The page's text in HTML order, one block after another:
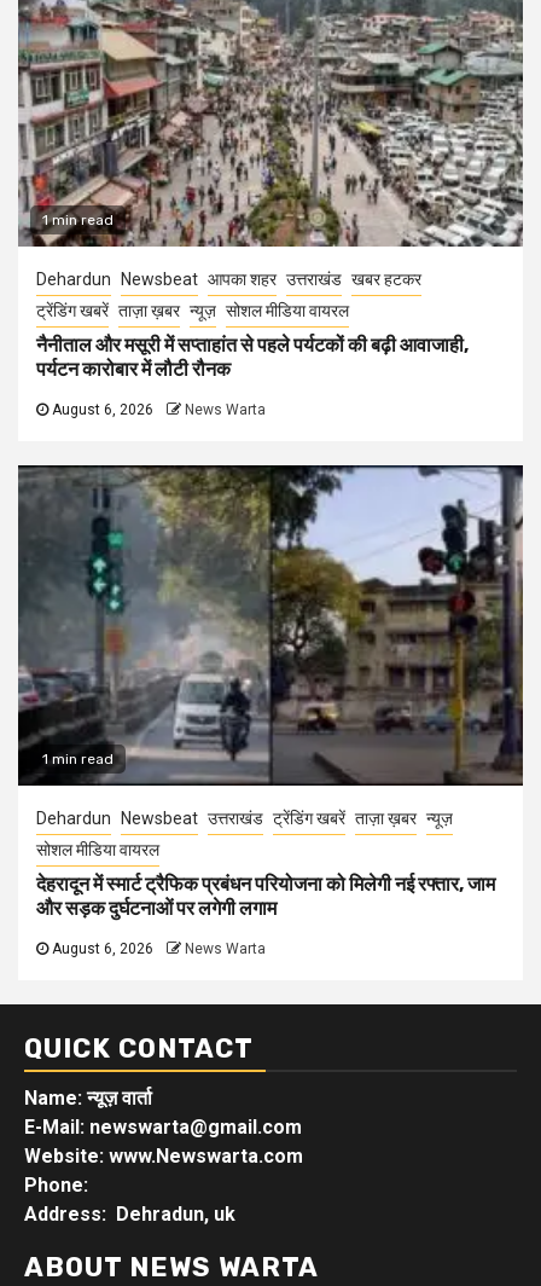
1 min read
Dehardun Newsbeat आपका शहर उत्तराखंड खबर हटकर
ट्रेंडिंग खबरें ताज़ा ख़बर न्यूज़ सोशल मीडिया वायरल
नैनीताल और मसूरी में सप्ताहांत से पहले पर्यटकों की बढ़ी आवाजाही,
पर्यटन कारोबार में लौटी रौनक
August 6, 2026 News Warta
1 min read
Dehardun Newsbeat उत्तराखंड ट्रेंडिंग खबरें ताज़ा ख़बर न्यूज़
सोशल मीडिया वायरल
देहरादून में स्मार्ट ट्रैफिक प्रबंधन परियोजना को मिलेगी नई रफ्तार, जाम
और सड़क दुर्घटनाओं पर लगेगी लगाम
August 6, 2026 News Warta
QUICK CONTACT
Name: न्यूज़ वार्ता
E-Mail: newswarta@gmail.com
Website: www.Newswarta.com
Phone:
Address: Dehradun, uk
ABOUT NEWS WARTA